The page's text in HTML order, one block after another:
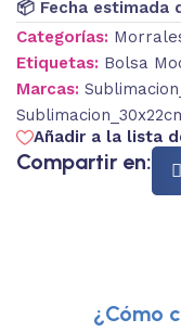
📦 Fecha estimada
Categorías:
Etiquetas: Bolsa
Marcas:
Añadir a la lista
Compartir en:
¿Cómo